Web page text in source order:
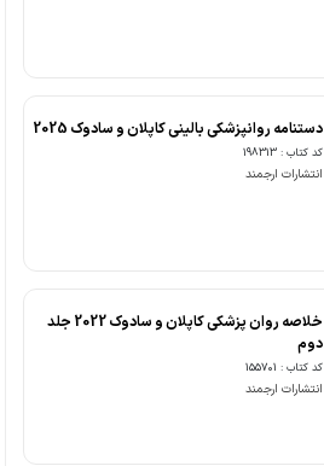
دستنامه روانپزشکی بالینی کاپلان و سادوک 2025
کد کتاب : 198313
انتشارات ارجمند
خلاصه روان پزشکی کاپلان و سادوک 2022 جلد
دوم
کد کتاب : 155701
انتشارات ارجمند